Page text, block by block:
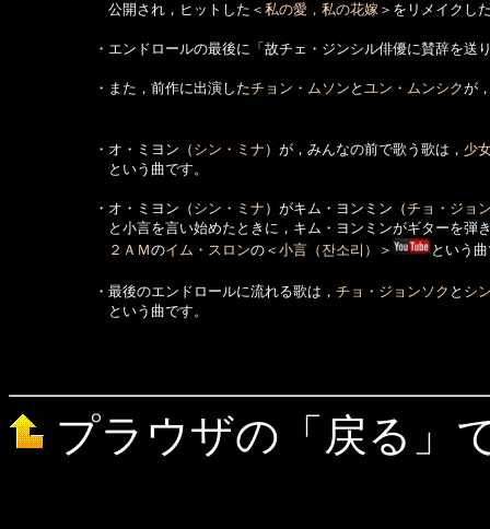
公開され，ヒットした＜ 私の愛，私の花嫁 ＞をリメイクし
・エンドロールの最後に「故チェ・ジンシル俳優に賛辞を送り」
・また，前作に出演したチョン・ムソン と ユン・ムンシクが
・オ・ミヨン（ シン・ミナ ）が，みんなの前で歌う歌は， 少
という曲です。
・オ・ミヨン（ シン・ミナ ）がキム・ヨンミン（チョ・ジョ
と小言を言い始めたときに，キム・ヨンミンがギターを弾き
２ＡＭのイム・スロンの＜ 小言（잔소리） ＞ という
・最後のエンドロールに流れる歌は， チョ・ジョンソク と シ
という曲です。
プラウザの「戻る」